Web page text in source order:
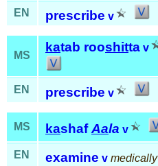
EN prescribe v
MS
katab rooshitta v
EN prescribe v
MS kashafAala v
EN
examine v medically